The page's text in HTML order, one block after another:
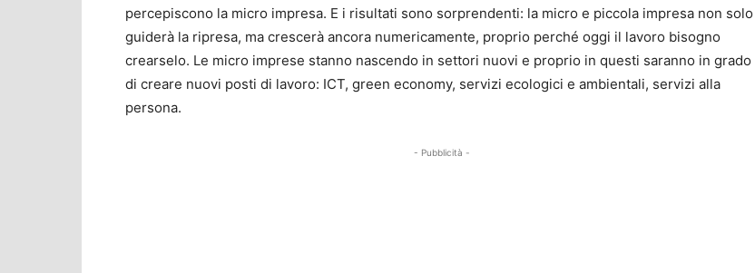
percepiscono la micro impresa. E i risultati sono sorprendenti: la micro e piccola impresa non solo
guiderà la ripresa, ma crescerà ancora numericamente, proprio perché oggi il lavoro bisogno
crearselo. Le micro imprese stanno nascendo in settori nuovi e proprio in questi saranno in grado
di creare nuovi posti di lavoro: ICT, green economy, servizi ecologici e ambientali, servizi alla
persona.
- Pubblicità -